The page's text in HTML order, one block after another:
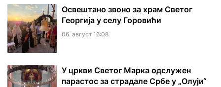
Освештано звоно за храм Светог
Георгија у селу Горовићи
06. август 16:08
У цркви Светог Марка одслужен
парастос за страдале Србе у „Олуји“